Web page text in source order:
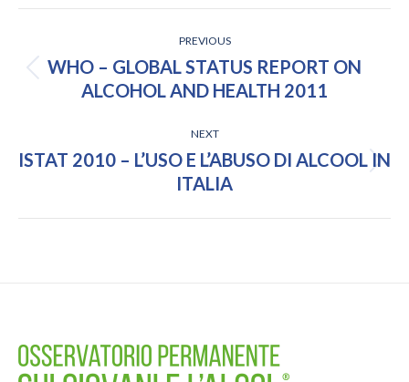
NAVIGATION
PREVIOUS
Previous
post:
WHO – GLOBAL STATUS REPORT ON
ALCOHOL AND HEALTH 2011
NEXT
Next
post:
ISTAT 2010 – L’USO E L’ABUSO DI ALCOOL IN
ITALIA